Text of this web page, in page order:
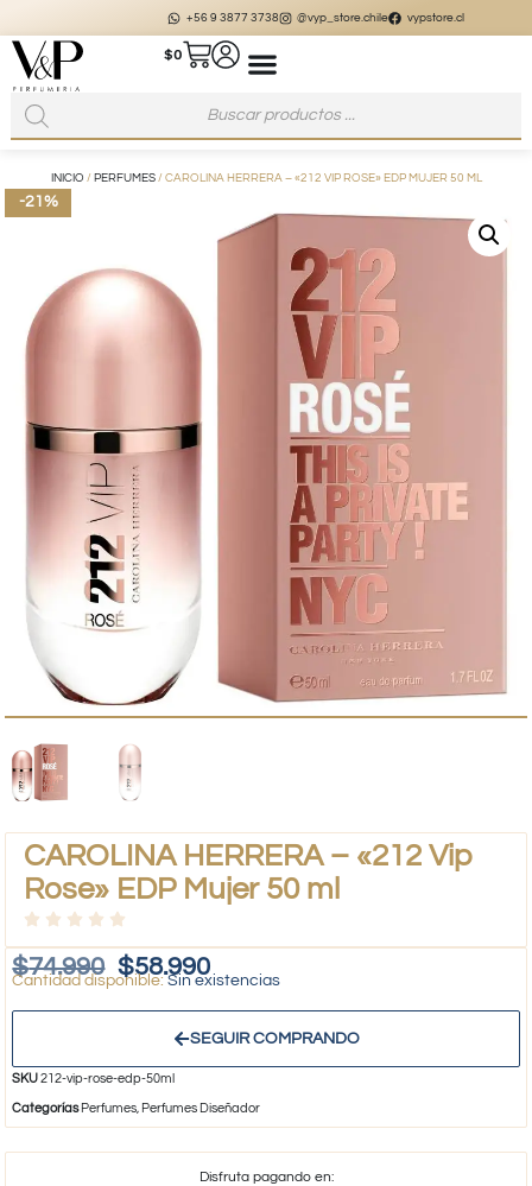
+56 9 3877 3738 @vyp_store.chile vypstore.cl
$0
INICIO / PERFUMES/ CAROLINA HERRERA – «212 VIP ROSE» EDP MUJER 50 ML
-21%
CAROLINA HERRERA – «212 Vip
Rose» EDP Mujer 50 ml
$74.990 $58.990
Sin existencias
SEGUIR COMPRANDO
SKU212-vip-rose-edp-50ml
Categorías Perfumes, Perfumes Diseñador
Disfruta pagando en: